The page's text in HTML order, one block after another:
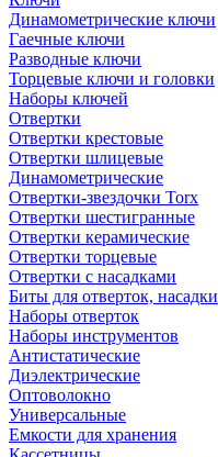
Динамометрические ключи
Гаечные ключи
Разводные ключи
Торцевые ключи и головки
Наборы ключей
Отвертки
Отвертки крестовые
Отвертки шлицевые
Динамометрические
Отвертки-звездочки Torx
Отвертки шестигранные
Отвертки керамические
Отвертки торцевые
Отвертки с насадками
Биты для отверток, насадки
Наборы отверток
Наборы инструментов
Антистатические
Диэлектрические
Оптоволокно
Универсальные
Емкости для хранения